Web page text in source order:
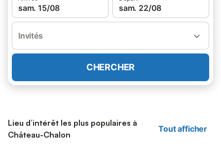
sam. 15/08 sam. 22/08
Invités
CHERCHER
Lieu d’intérêt les plus populaires à
Château-Chalon
Tout afficher